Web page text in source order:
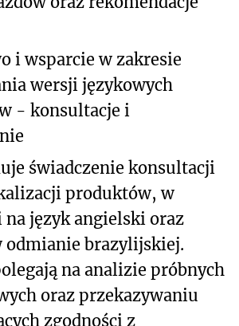
i wsparcie w zakresie
wersji językowych
- konsultacje i
świadczenie konsultacji
produktów, w
na język angielski oraz
brazylijskiej.
na analizie próbnych
oraz przekazywaniu
zgodności z